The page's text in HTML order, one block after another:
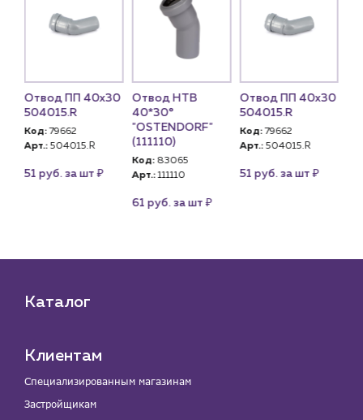
Отвод ПП 40х30
504015.R
Код: 79662
Арт.: 504015.R
51 руб. за шт₽
Отвод HTB
40*30°
"OSTENDORF"
(111110)
Код: 83065
Арт.: 111110
61 руб. за шт₽
Отвод ПП 40х30
504015.R
Код: 79662
Арт.: 504015.R
51 руб. за шт₽
Каталог
Клиентам
Специализированным магазинам
Застройщикам